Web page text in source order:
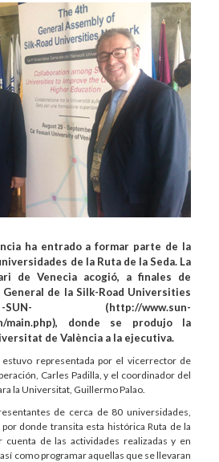
ha entrado a formar parte de la
de la Ruta de la Seda. La
de Venecia acogió, a finales de
General de la Silk-Road Universities
(http://www.sun-
main.php), donde se produjo la
de València a la ejecutiva.
estuvo representada por el vicerrector de
Carles Padilla, y el coordinador del
la Universitat, Guillermo Palao.
de cerca de 80 universidades,
donde transita esta histórica Ruta de la
cuenta de las actividades realizadas y en
como programar aquellas que se llevaran